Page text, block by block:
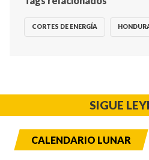
CORTES DE ENERGÍA
SIGUE
CALENDARIO LUNAR